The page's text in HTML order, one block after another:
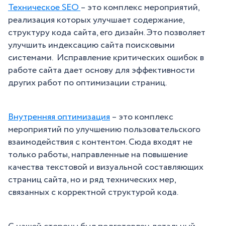
Техническое SEO– это комплекс мероприятий,
реализация которых улучшает содержание,
структуру кода сайта, его дизайн. Это позволяет
улучшить индексацию сайта поисковыми
системами. Исправление критических ошибок в
работе сайта дает основу для эффективности
других работ по оптимизации страниц.
Внутренняя оптимизация– это комплекс
мероприятий по улучшению пользовательского
взаимодействия с контентом. Сюда входят не
только работы, направленные на повышение
качества текстовой и визуальной составляющих
страниц сайта, но и ряд технических мер,
связанных с корректной структурой кода.